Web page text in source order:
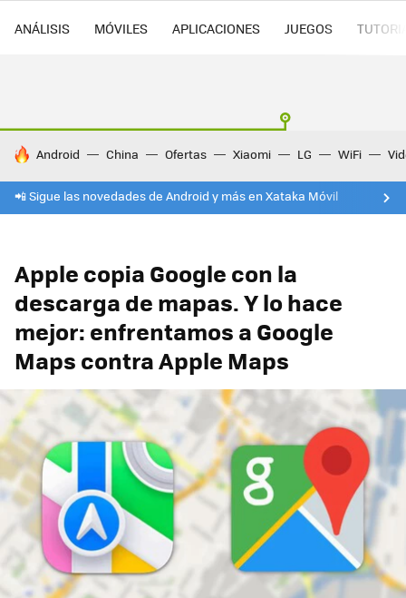
ANÁLISIS MÓVILES APLICACIONES JUEGOS
HOY SE HABLA DE
Android China Ofertas Xiaomi LG WiFi
📲 Sigue las novedades de Android y más en Xataka Móvil
Apple copia Google con la
descarga de mapas. Y lo hace
mejor: enfrentamos a Google
Maps contra Apple Maps